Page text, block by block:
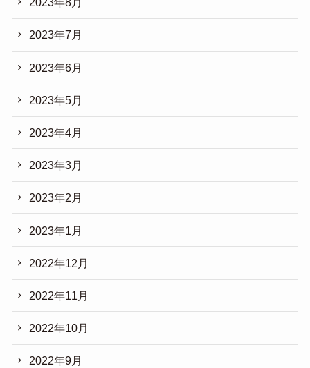
2023年7月
2023年6月
2023年5月
2023年4月
2023年3月
2023年2月
2023年1月
2022年12月
2022年11月
2022年10月
2022年9月